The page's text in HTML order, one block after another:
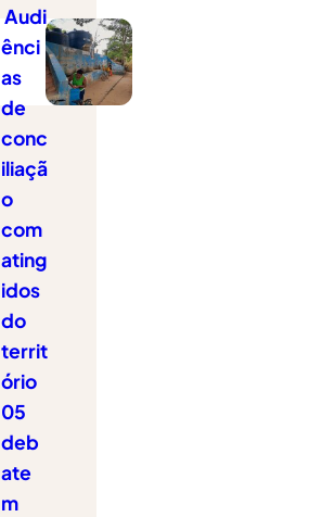
Audi
ênci
as
de
conc
iliaçã
o
com
ating
idos
do
territ
ório
05
deb
ate
m